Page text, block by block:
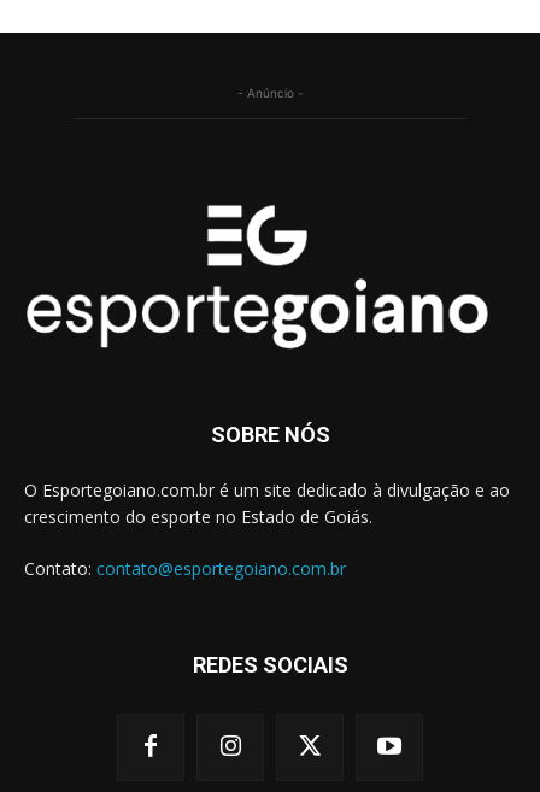
- Anúncio -
SOBRE NÓS
O Esportegoiano.com.br é um site dedicado à divulgação e ao
crescimento do esporte no Estado de Goiás.
Contato: contato@esportegoiano.com.br
REDES SOCIAIS